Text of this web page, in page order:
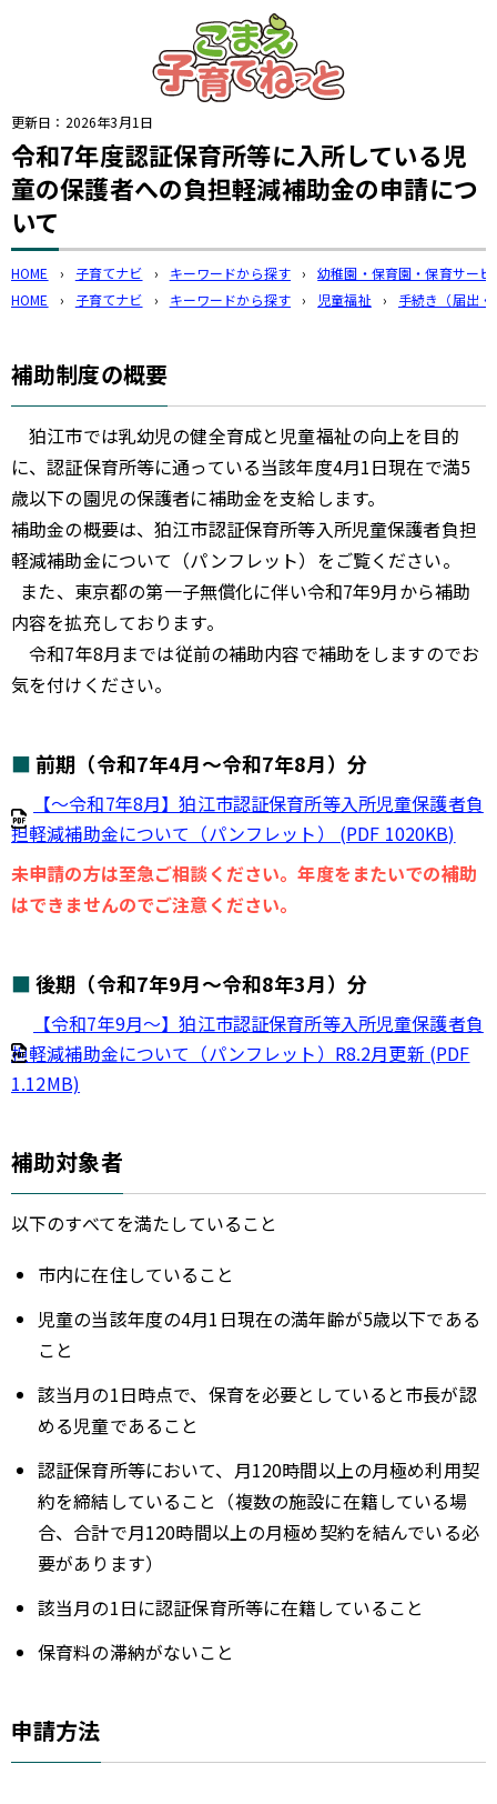
このページの本文へ
更新日： 2026年3月1日
令和7年度認証保育所等に入所している児
童の保護者への負担軽減補助金の申請につ
いて
HOME › 子育てナビ › キーワードから探す ›
幼稚園・保育園・保育サービ
HOME
› 子育てナビ › キーワードから探す › 児童福祉 › 手続き（届出・
補助制度の概要
狛江市では乳幼児の健全育成と児童福祉の向上を目的
に、認証保育所等に通っている当該年度4月1日現在で満5
歳以下の園児の保護者に補助金を支給します。
補助金の概要は、狛江市認証保育所等入所児童保護者負担
軽減補助金について（パンフレット）をご覧ください。
また、東京都の第一子無償化に伴い令和7年9月から補助
内容を拡充しております。
令和7年8月までは従前の補助内容で補助をしますのでお
気を付けください。
前期（令和7年4月～令和7年8月）分
【～令和7年8月】狛江市認証保育所等入所児童保護者負
担軽減補助金について（パンフレット） (PDF 1020KB)
未申請の方は至急ご相談ください。年度をまたいでの補助
はできませんのでご注意ください。
後期（令和7年9月～令和8年3月）分
【令和7年9月～】狛江市認証保育所等入所児童保護者負
担軽減補助金について（パンフレット）R8.2月更新 (PDF
1.12MB)
補助対象者
以下のすべてを満たしていること
市内に在住していること
児童の当該年度の4月1日現在の満年齢が5歳以下である
こと
該当月の1日時点で、保育を必要としていると市長が認
める児童であること
認証保育所等において、月120時間以上の月極め利用契
約を締結していること（複数の施設に在籍している場
合、合計で月120時間以上の月極め契約を結んでいる必
要があります）
該当月の1日に認証保育所等に在籍していること
保育料の滞納がないこと
申請方法